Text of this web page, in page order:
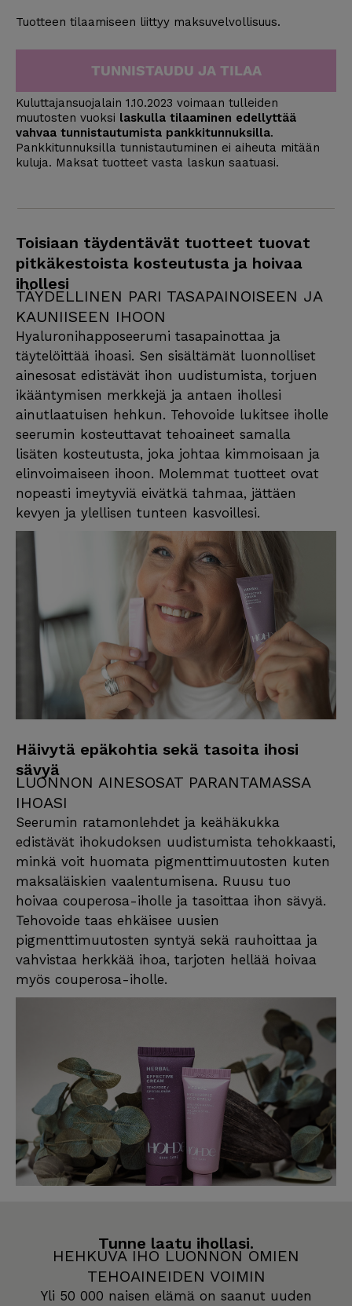
Tuotteen tilaamiseen liittyy maksuvelvollisuus.
TUNNISTAUDU JA TILAA
Kuluttajansuojalain 1.10.2023 voimaan tulleiden
muutosten vuoksi laskulla tilaaminen edellyttää
vahvaa tunnistautumista pankkitunnuksilla.
Pankkitunnuksilla tunnistautuminen ei aiheuta mitään
kuluja. Maksat tuotteet vasta laskun saatuasi.
Toisiaan täydentävät tuotteet tuovat
pitkäkestoista kosteutusta ja hoivaa
ihollesi
TÄYDELLINEN PARI TASAPAINOISEEN JA
KAUNIISEEN IHOON
Hyaluronihapposeerumi tasapainottaa ja
täytelöittää ihoasi. Sen sisältämät luonnolliset
ainesosat edistävät ihon uudistumista, torjuen
ikääntymisen merkkejä ja antaen ihollesi
ainutlaatuisen hehkun. Tehovoide lukitsee iholle
seerumin kosteuttavat tehoaineet samalla
lisäten kosteutusta, joka johtaa kimmoisaan ja
elinvoimaiseen ihoon. Molemmat tuotteet ovat
nopeasti imeytyviä eivätkä tahmaa, jättäen
kevyen ja ylellisen tunteen kasvoillesi.
Häivytä epäkohtia sekä tasoita ihosi
sävyä
LUONNON AINESOSAT PARANTAMASSA
IHOASI
Seerumin ratamonlehdet ja keähäkukka
edistävät ihokudoksen uudistumista tehokkaasti,
minkä voit huomata pigmenttimuutosten kuten
maksaläiskien vaalentumisena. Ruusu tuo
hoivaa couperosa-iholle ja tasoittaa ihon sävyä.
Tehovoide taas ehkäisee uusien
pigmenttimuutosten syntyä sekä rauhoittaa ja
vahvistaa herkkää ihoa, tarjoten hellää hoivaa
myös couperosa-iholle.
Tunne laatu ihollasi.
HEHKUVA IHO LUONNON OMIEN
TEHOAINEIDEN VOIMIN
Yli 50 000 naisen elämä on saanut uuden